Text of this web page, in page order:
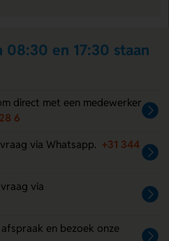
08:30 en 17:30 staan
direct met een medewerker
6
via Whatsapp. +31 344
via
afspraak en bezoek onze